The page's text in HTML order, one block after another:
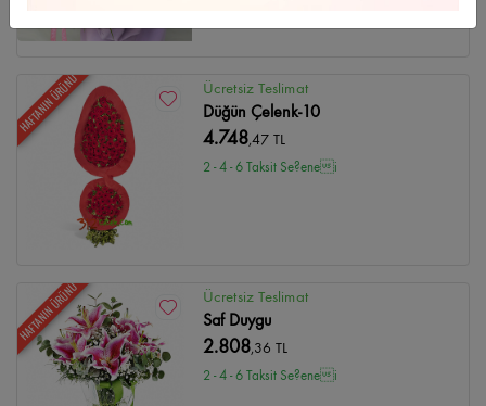
HAFTANIN ÜRÜNÜ Ücretsiz Teslimat
Düğün Çelenk-10
4.748,47 TL
2 - 4 - 6 Taksit Se?enei
HAFTANIN ÜRÜNÜ Ücretsiz Teslimat
Saf Duygu
2.808,36 TL
2 - 4 - 6 Taksit Se?enei